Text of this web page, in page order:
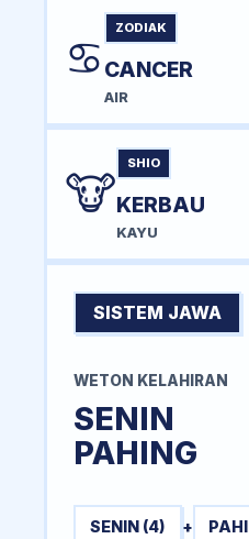
♋
ZODIAK
CANCER
AIR
🐮
SHIO
KERBAU
KAYU
SISTEM JAWA
WETON KELAHIRAN
SENIN
PAHING
SENIN (4) +